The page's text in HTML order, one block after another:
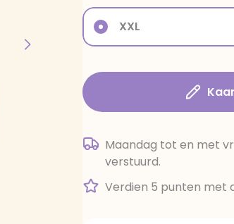
XXL
Maandag tot en met
verstuurd.
Verdien 5 punten met